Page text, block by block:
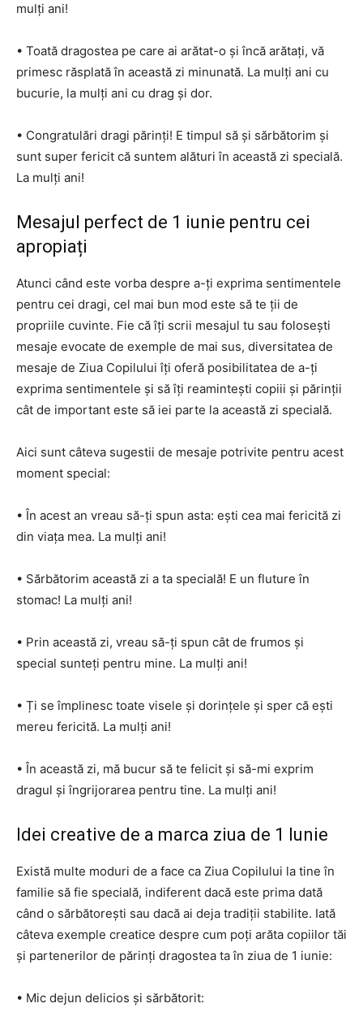
mulți ani!
• Toată dragostea pe care ai arătat-o și încă arătați, vă
primesc răsplată în această zi minunată. La mulți ani cu
bucurie, la mulți ani cu drag și dor.
• Congratulări dragi părinți! E timpul să și sărbătorim și
sunt super fericit că suntem alături în această zi specială.
La mulți ani!
Mesajul perfect de 1 iunie pentru cei
apropiați
Atunci când este vorba despre a-ți exprima sentimentele
pentru cei dragi, cel mai bun mod este să te ții de
propriile cuvinte. Fie că îți scrii mesajul tu sau folosești
mesaje evocate de exemple de mai sus, diversitatea de
mesaje de Ziua Copilului îți oferă posibilitatea de a-ți
exprima sentimentele și să îți reamintești copiii și părinții
cât de important este să iei parte la această zi specială.
Aici sunt câteva sugestii de mesaje potrivite pentru acest
moment special:
• În acest an vreau să-ți spun asta: ești cea mai fericită zi
din viața mea. La mulți ani!
• Sărbătorim această zi a ta specială! E un fluture în
stomac! La mulți ani!
• Prin această zi, vreau să-ți spun cât de frumos și
special sunteți pentru mine. La mulți ani!
• Ți se împlinesc toate visele și dorințele și sper că ești
mereu fericită. La mulți ani!
• În această zi, mă bucur să te felicit și să-mi exprim
dragul și îngrijorarea pentru tine. La mulți ani!
Idei creative de a marca ziua de 1 Iunie
Există multe moduri de a face ca Ziua Copilului la tine în
familie să fie specială, indiferent dacă este prima dată
când o sărbătorești sau dacă ai deja tradiții stabilite. Iată
câteva exemple creatice despre cum poți arăta copiilor tăi
și partenerilor de părinți dragostea ta în ziua de 1 iunie:
• Mic dejun delicios și sărbătorit: